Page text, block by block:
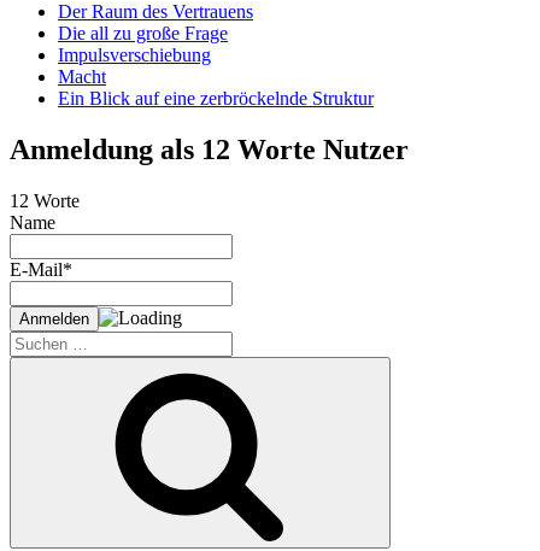
Der Raum des Vertrauens
Die all zu große Frage
Impulsverschiebung
Macht
Ein Blick auf eine zerbröckelnde Struktur
Anmeldung als 12 Worte Nutzer
12 Worte
Name
E-Mail*
Suche
nach: